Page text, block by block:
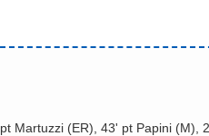
Martuzzi (ER), 43' pt Papini (M),